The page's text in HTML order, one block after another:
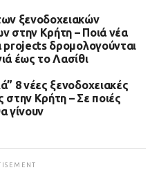
ξενοδοχειακών
στην Κρήτη – Ποιά νέα
projects δρομολογούνται
έως το Λασίθι
8 νέες ξενοδοχειακές
στην Κρήτη – Σε ποιές
γίνουν